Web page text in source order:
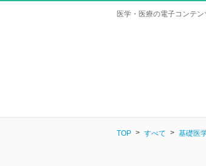
医学・医療の電子コンテ
TOP すべて 基礎医